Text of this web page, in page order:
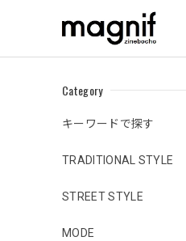
Category
キーワードで探す
TRADITIONAL STYLE
STREET STYLE
MODE